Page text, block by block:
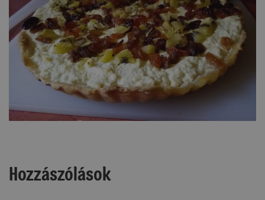
Hozzászólások